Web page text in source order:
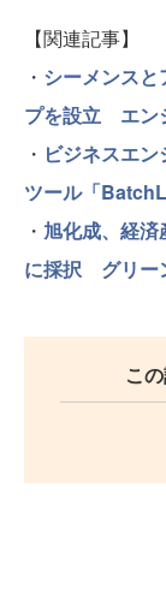
【関連記事】
・ シーメンス
プを設立 エン
・ ビジネスエ
ツール「
・ 旭化成、経
に採択 グリー
こ